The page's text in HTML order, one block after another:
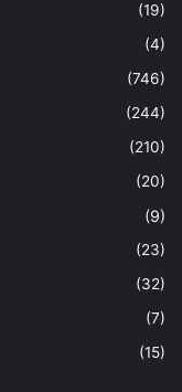
(19)
(4)
(746)
(244)
(210)
(20)
(9)
(23)
(32)
(7)
(15)